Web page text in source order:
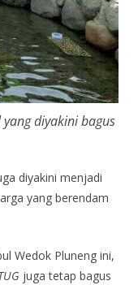
diyakini bagus
diyakini menjadi
yang berendam
Wedok Pluneng ini,
juga tetap bagus